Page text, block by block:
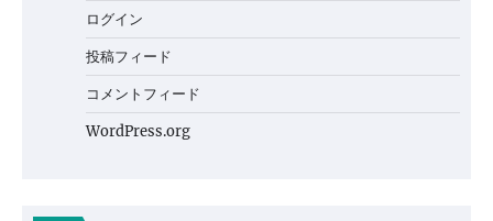
ログイン
投稿フィード
コメントフィード
WordPress.org